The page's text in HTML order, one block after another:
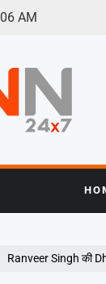
07 AM
Ranveer Singh की